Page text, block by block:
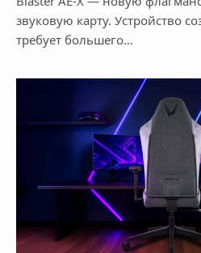
звуковую карту. Устройство
требует большего…